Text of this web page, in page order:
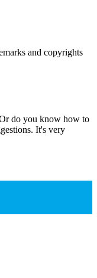
and copyrights
do you know how to
It's very